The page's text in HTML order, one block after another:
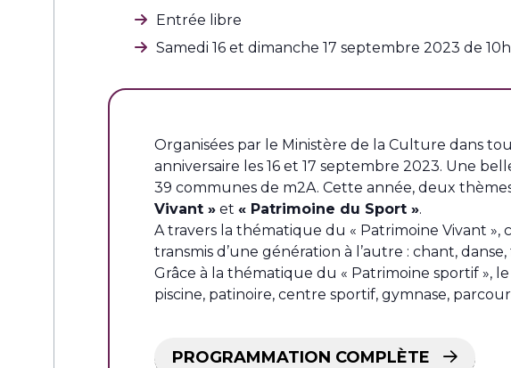
Entrée libre
Samedi 16 et dimanche 17 septembre 2023 de
Organisées par le Ministère de la Culture dans
anniversaire les 16 et 17 septembre 2023. Une
39 communes de m2A. Cette année, deux
Vivant » et « Patrimoine du Sport ».
A travers la thématique du « Patrimoine Vivant
transmis d’une génération à l’autre : chant,
Grâce à la thématique du « Patrimoine sportif »,
piscine, patinoire, centre sportif, gymnase,
PROGRAMMATION COMPLÈTE